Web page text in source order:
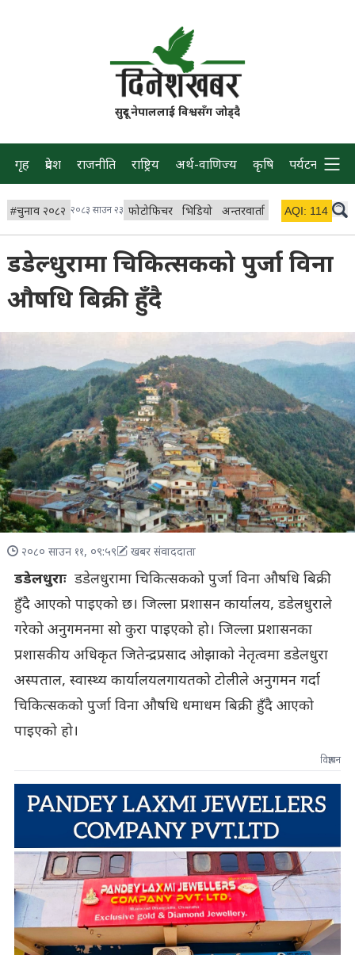
सुदूर नेपाललाई विश्वसँग जोड्दै
गृह प्रदेश राजनीति राष्ट्रिय अर्थ-वाणिज्य कृषि पर्यटन प्रवास
#चुनाव २०८२ २०८३ साउन २३ फोटोफिचर भिडियो अन्तरवार्ता विचार/ब्लग
AQI: 114
डडेल्धुरामा चिकित्सकको पुर्जा विना
औषधि बिक्री हुँदै
२०८० साउन ११, ०९:५९ खबर संवाददाता
डडेलधुराःडडेलधुरामा चिकित्सकको पुर्जा विना औषधि बिक्री
हुँदै आएको पाइएको छ। जिल्ला प्रशासन कार्यालय, डडेलधुराले
गरेको अनुगमनमा सो कुरा पाइएको हो। जिल्ला प्रशासनका
प्रशासकीय अधिकृत जितेन्द्रप्रसाद ओझाको नेतृत्वमा डडेलधुरा
अस्पताल, स्वास्थ्य कार्यालयलगायतको टोलीले अनुगमन गर्दा
चिकित्सकको पुर्जा विना औषधि धमाधम बिक्री हुँदै आएको
पाइएको हो।
विज्ञापन